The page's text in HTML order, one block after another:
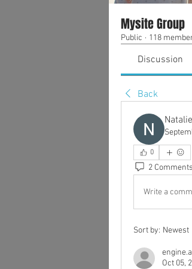
Mysite Group
Public · 118
Discussion
Back
0
2 Comments
Write a
Sort by: Newest
Oct 05,